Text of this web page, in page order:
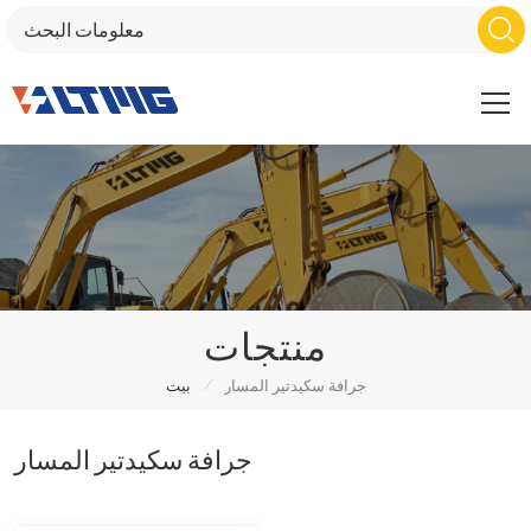
منتجات
بيت / جرافة سكيدتير المسار
جرافة سكيدتير المسار